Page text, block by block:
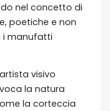
nel concetto di
poetiche e non
i manufatti
visivo
la natura
la corteccia